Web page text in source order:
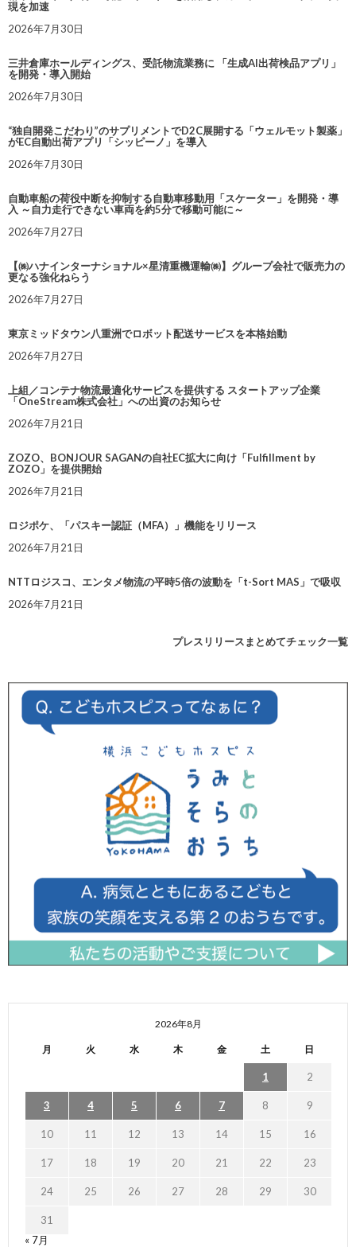
現を加速
2026年7月30日
三井倉庫ホールディングス、受託物流業務に 「生成AI出荷検品アプリ」
を開発・導入開始
2026年7月30日
“独自開発こだわり”のサプリメントでD2C展開する「ウェルモット製薬」
がEC自動出荷アプリ「シッピーノ」を導入
2026年7月30日
自動車船の荷役中断を抑制する自動車移動用「スケーター」を開発・導
入 ～自力走行できない車両を約5分で移動可能に～
2026年7月27日
【㈱ハナインターナショナル×星清重機運輸㈱】グループ会社で販売力の
更なる強化ねらう
2026年7月27日
東京ミッドタウン八重洲でロボット配送サービスを本格始動
2026年7月27日
上組／コンテナ物流最適化サービスを提供する スタートアップ企業
「OneStream株式会社」への出資のお知らせ
2026年7月21日
ZOZO、BONJOUR SAGANの自社EC拡大に向け「Fulfillment by
ZOZO」を提供開始
2026年7月21日
ロジポケ、「パスキー認証（MFA）」機能をリリース
2026年7月21日
NTTロジスコ、エンタメ物流の平時5倍の波動を「t-Sort MAS」で吸収
2026年7月21日
プレスリリースまとめてチェック一覧
2026年8月
月 火 水 木 金 土 日
1 2
3 4 5 6 7 8 9
10 11 12 13 14 15 16
17 18 19 20 21 22 23
24 25 26 27 28 29 30
31
« 7月